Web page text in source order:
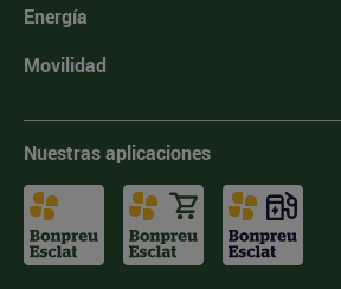
Energía
Movilidad
Nuestras aplicaciones